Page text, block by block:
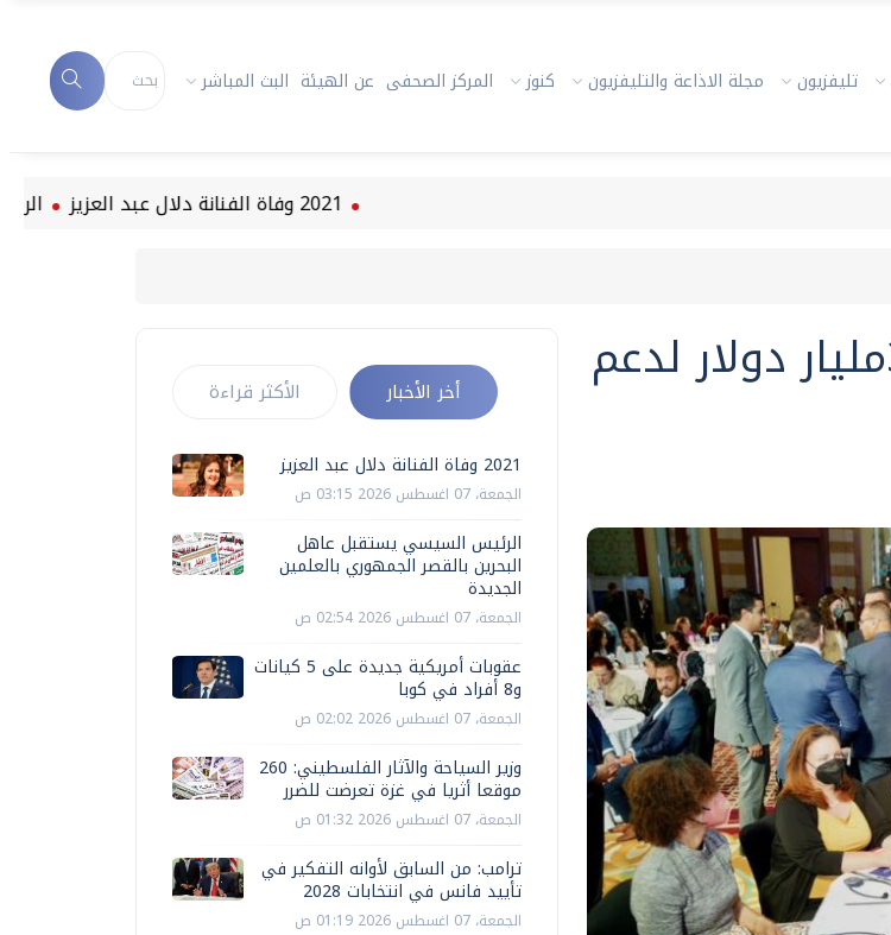
تليفزيون مجلة الاذاعة والتليفزيون كنوز المركز الصحفى عن الهيئة البث المباشر
الرئيس السيسي
السفارة الأمريكية: استثمرنا 30مليار دولار لدعم أخر الأخبار الأكثر قراءة
2021 وفاة الفنانة دلال عبد العزيز
الجمعة، 07 اغسطس 2026 03:15 ص
الرئيس السيسي يستقبل عاهل
البحرين بالقصر الجمهوري بالعلمين
الجديدة
الجمعة، 07 اغسطس 2026 02:54 ص
عقوبات أمريكية جديدة على 5 كيانات
و8 أفراد في كوبا
الجمعة، 07 اغسطس 2026 02:02 ص
وزير السياحة والآثار الفلسطيني: 260
موقعا أثريا في غزة تعرضت للضرر
الجمعة، 07 اغسطس 2026 01:32 ص
ترامب: من السابق لأوانه التفكير في
تأييد فانس في انتخابات 2028
الجمعة، 07 اغسطس 2026 01:19 ص